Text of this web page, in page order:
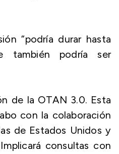
“podría durar hasta
también podría ser
de la OTAN 3.0. Esta
con la colaboración
de Estados Unidos y
consultas con